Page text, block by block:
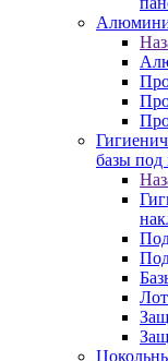
базы под